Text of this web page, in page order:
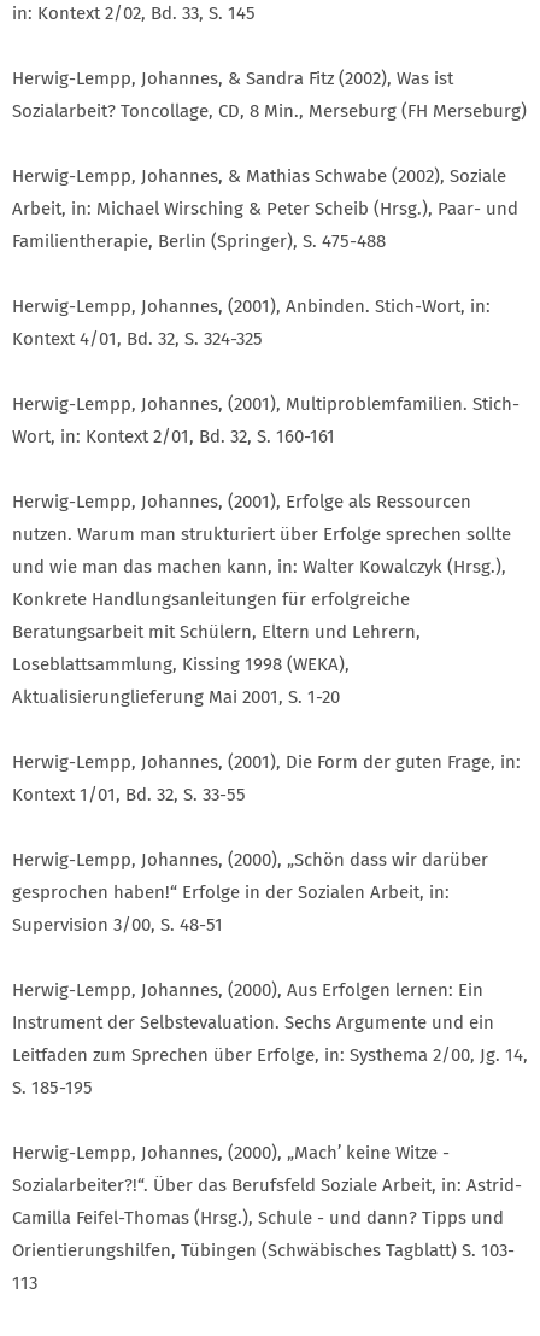
in: Kontext 2/02, Bd. 33, S. 145
Herwig-Lempp, Johannes, & Sandra Fitz (2002), Was ist
Sozialarbeit? Toncollage, CD, 8 Min., Merseburg (FH Merseburg)
Herwig-Lempp, Johannes, & Mathias Schwabe (2002), Soziale
Arbeit, in: Michael Wirsching & Peter Scheib (Hrsg.), Paar- und
Familientherapie, Berlin (Springer), S. 475-488
Herwig-Lempp, Johannes, (2001), Anbinden. Stich-Wort, in:
Kontext 4/01, Bd. 32, S. 324-325
Herwig-Lempp, Johannes, (2001), Multiproblemfamilien. Stich-
Wort, in: Kontext 2/01, Bd. 32, S. 160-161
Herwig-Lempp, Johannes, (2001), Erfolge als Ressourcen
nutzen. Warum man strukturiert über Erfolge sprechen sollte
und wie man das machen kann, in: Walter Kowalczyk (Hrsg.),
Konkrete Handlungsanleitungen für erfolgreiche
Beratungsarbeit mit Schülern, Eltern und Lehrern,
Loseblattsammlung, Kissing 1998 (WEKA),
Aktualisierunglieferung Mai 2001, S. 1-20
Herwig-Lempp, Johannes, (2001), Die Form der guten Frage, in:
Kontext 1/01, Bd. 32, S. 33-55
Herwig-Lempp, Johannes, (2000), „Schön dass wir darüber
gesprochen haben!“ Erfolge in der Sozialen Arbeit, in:
Supervision 3/00, S. 48-51
Herwig-Lempp, Johannes, (2000), Aus Erfolgen lernen: Ein
Instrument der Selbstevaluation. Sechs Argumente und ein
Leitfaden zum Sprechen über Erfolge, in: Systhema 2/00, Jg. 14,
S. 185-195
Herwig-Lempp, Johannes, (2000), „Mach’ keine Witze -
Sozialarbeiter?!“. Über das Berufsfeld Soziale Arbeit, in: Astrid-
Camilla Feifel-Thomas (Hrsg.), Schule - und dann? Tipps und
Orientierungshilfen, Tübingen (Schwäbisches Tagblatt) S. 103-
113